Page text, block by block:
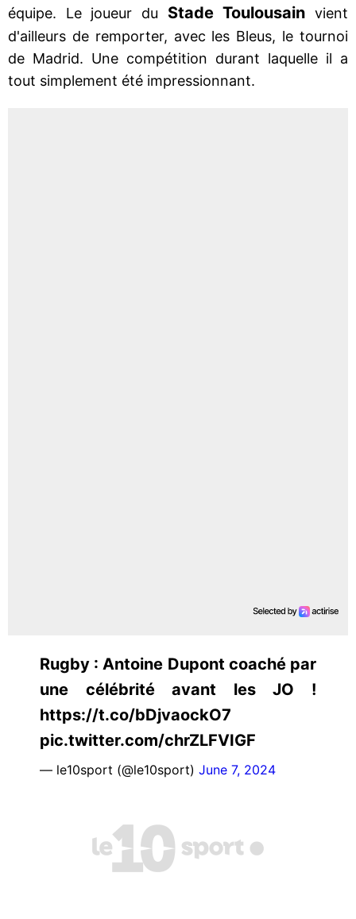
équipe. Le joueur du Stade Toulousain vient
d'ailleurs de remporter, avec les Bleus, le tournoi
de Madrid. Une compétition durant laquelle il a
tout simplement été impressionnant.
Rugby : Antoine Dupont coaché par
une célébrité avant les JO !
https://t.co/bDjvaockO7
pic.twitter.com/chrZLFVIGF
— le10sport (@le10sport) June 7, 2024